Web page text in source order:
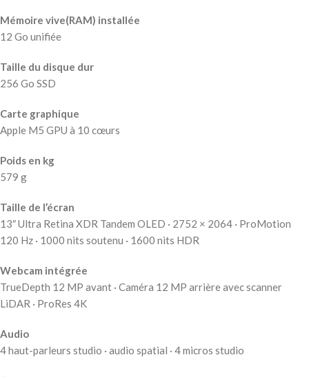
Mémoire vive(RAM) installée
12 Go unifiée
Taille du disque dur
256 Go SSD
Carte graphique
Apple M5 GPU à 10 cœurs
Poids en kg
579 g
Taille de l’écran
13″ Ultra Retina XDR Tandem OLED · 2752 × 2064 · ProMotion
120 Hz · 1000 nits soutenu · 1600 nits HDR
Webcam intégrée
TrueDepth 12 MP avant · Caméra 12 MP arrière avec scanner
LiDAR · ProRes 4K
Audio
4 haut-parleurs studio · audio spatial · 4 micros studio